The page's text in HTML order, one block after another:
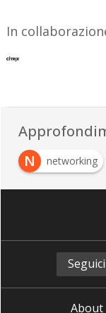
In
N
networking
Seguici
About